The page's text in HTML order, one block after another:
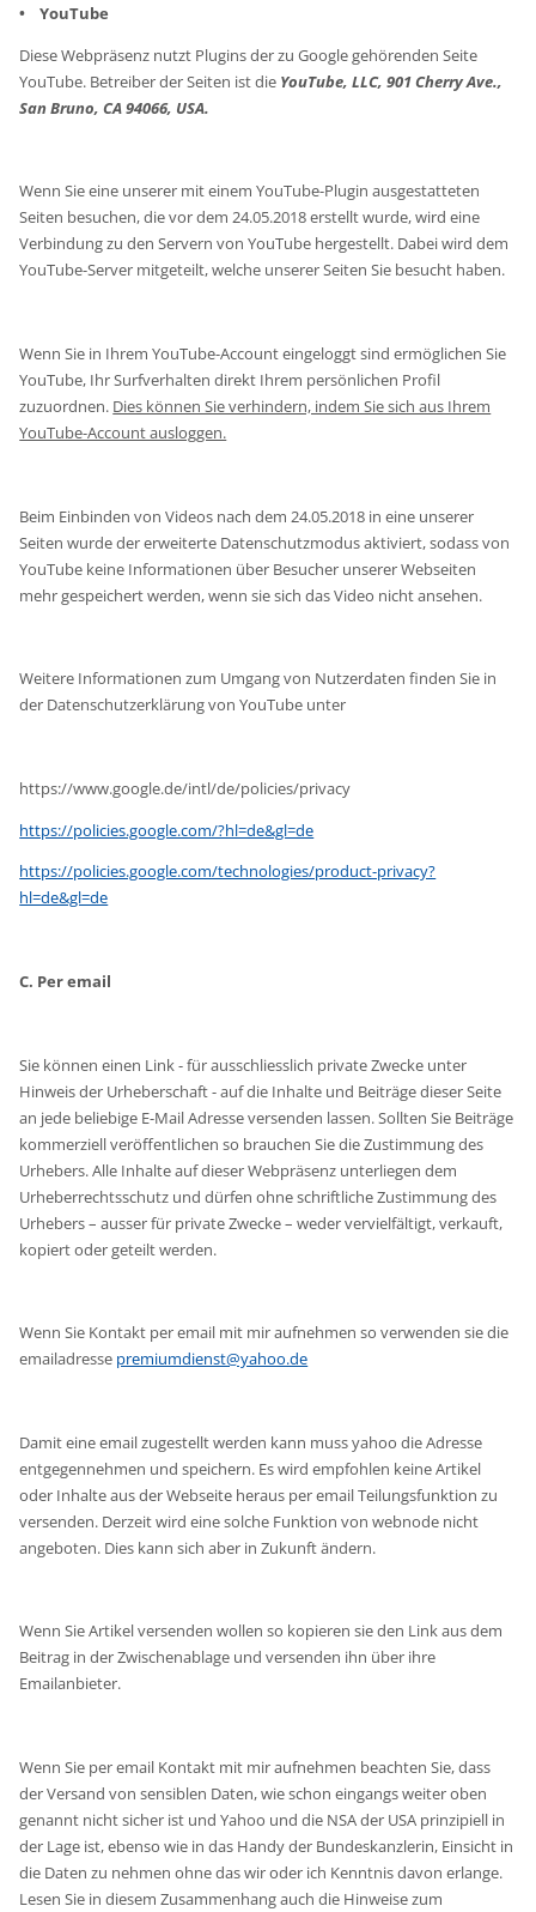
• YouTube
Diese Webpräsenz nutzt Plugins der zu Google gehörenden Seite
YouTube. Betreiber der Seiten ist die YouTube, LLC, 901 Cherry Ave.,
San Bruno, CA 94066, USA.
Wenn Sie eine unserer mit einem YouTube-Plugin ausgestatteten
Seiten besuchen, die vor dem 24.05.2018 erstellt wurde, wird eine
Verbindung zu den Servern von YouTube hergestellt. Dabei wird dem
YouTube-Server mitgeteilt, welche unserer Seiten Sie besucht haben.
Wenn Sie in Ihrem YouTube-Account eingeloggt sind ermöglichen Sie
YouTube, Ihr Surfverhalten direkt Ihrem persönlichen Profil
zuzuordnen. Dies können Sie verhindern, indem Sie sich aus Ihrem
YouTube-Account ausloggen.
Beim Einbinden von Videos nach dem 24.05.2018 in eine unserer
Seiten wurde der erweiterte Datenschutzmodus aktiviert, sodass von
YouTube keine Informationen über Besucher unserer Webseiten
mehr gespeichert werden, wenn sie sich das Video nicht ansehen.
Weitere Informationen zum Umgang von Nutzerdaten finden Sie in
der Datenschutzerklärung von YouTube unter
https://www.google.de/intl/de/policies/privacy
https://policies.google.com/?hl=de&gl=de
https://policies.google.com/technologies/product-privacy?
hl=de&gl=de
C. Per email
Sie können einen Link - für ausschliesslich private Zwecke unter
Hinweis der Urheberschaft - auf die Inhalte und Beiträge dieser Seite
an jede beliebige E-Mail Adresse versenden lassen. Sollten Sie Beiträge
kommerziell veröffentlichen so brauchen Sie die Zustimmung des
Urhebers. Alle Inhalte auf dieser Webpräsenz unterliegen dem
Urheberrechtsschutz und dürfen ohne schriftliche Zustimmung des
Urhebers – ausser für private Zwecke – weder vervielfältigt, verkauft,
kopiert oder geteilt werden.
Wenn Sie Kontakt per email mit mir aufnehmen so verwenden sie die
emailadresse premiumdienst@yahoo.de
Damit eine email zugestellt werden kann muss yahoo die Adresse
entgegennehmen und speichern. Es wird empfohlen keine Artikel
oder Inhalte aus der Webseite heraus per email Teilungsfunktion zu
versenden. Derzeit wird eine solche Funktion von webnode nicht
angeboten. Dies kann sich aber in Zukunft ändern.
Wenn Sie Artikel versenden wollen so kopieren sie den Link aus dem
Beitrag in der Zwischenablage und versenden ihn über ihre
Emailanbieter.
Wenn Sie per email Kontakt mit mir aufnehmen beachten Sie, dass
der Versand von sensiblen Daten, wie schon eingangs weiter oben
genannt nicht sicher ist und Yahoo und die NSA der USA prinzipiell in
der Lage ist, ebenso wie in das Handy der Bundeskanzlerin, Einsicht in
die Daten zu nehmen ohne das wir oder ich Kenntnis davon erlange.
Lesen Sie in diesem Zusammenhang auch die Hinweise zum